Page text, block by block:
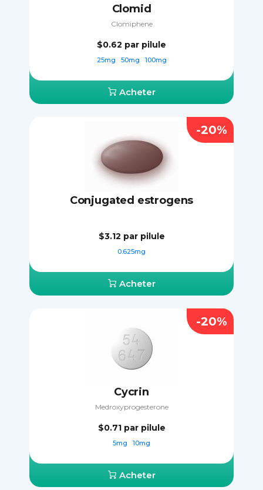
Clomid
Clomiphene
$0.62 par pilule
25mg 50mg 100mg
Acheter
Conjugated estrogens
$3.12 par pilule
0.625mg
Acheter
-20%
Cycrin
Medroxyprogesterone
$0.71 par pilule
5mg 10mg
Acheter
-20%